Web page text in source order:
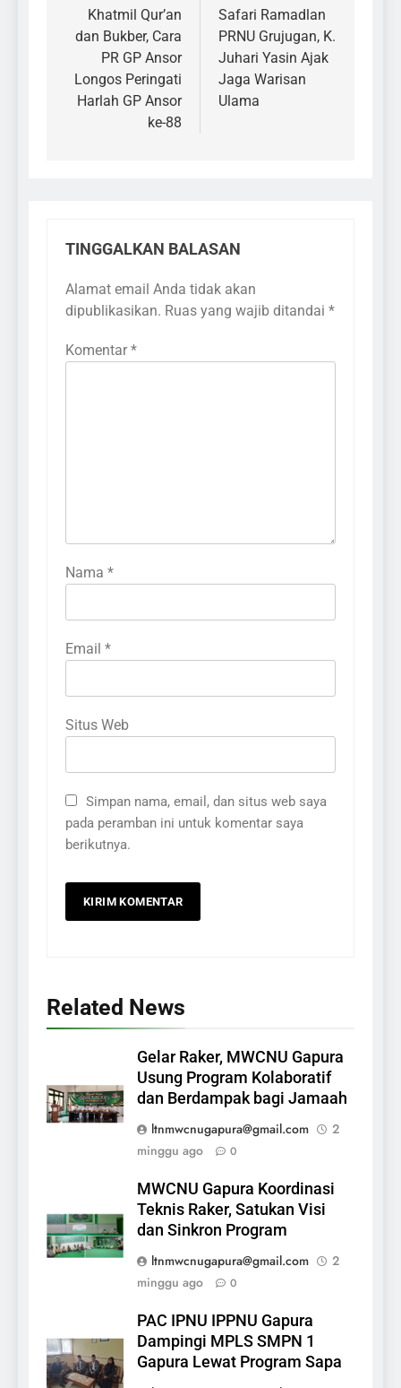
posKhatmil Qur’an
dan Bukber, Cara
PR GP Ansor
Longos Peringati
Harlah GP Ansor
ke-88
Safari Ramadlan
PRNU Grujugan, K.
Juhari Yasin Ajak
Jaga Warisan
Ulama
TINGGALKAN BALASAN
Alamat email Anda tidak akan
dipublikasikan. Ruas yang wajib ditandai *
Komentar *
Nama *
Email *
Situs Web
Simpan nama, email, dan situs web saya
pada peramban ini untuk komentar saya
berikutnya.
Related News
Gelar Raker, MWCNU Gapura
Usung Program Kolaboratif
dan Berdampak bagi Jamaah
ltnmwcnugapura@gmail.com
2
minggu ago
0
MWCNU Gapura Koordinasi
Teknis Raker, Satukan Visi
dan Sinkron Program
ltnmwcnugapura@gmail.com
2
minggu ago
0
PAC IPNU IPPNU Gapura
Dampingi MPLS SMPN 1
Gapura Lewat Program Sapa